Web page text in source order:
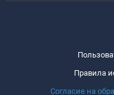
Правила
Согласие на